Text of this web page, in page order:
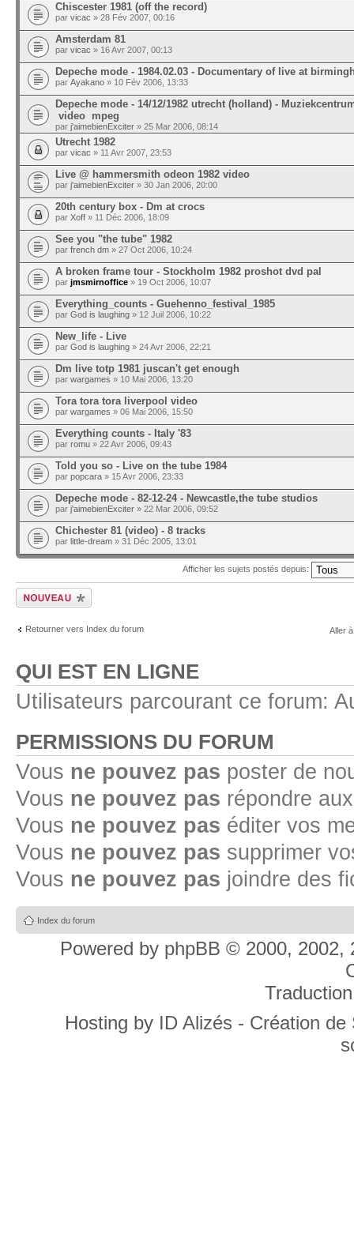
Chiscester 1981 (off the record)
par vicac » 28 Fév 2007, 00:16
Amsterdam 81
par vicac » 16 Avr 2007, 00:13
Depeche mode - 1984.02.03 - Documentary of live at
par Ayakano » 10 Fév 2006, 13:33
Depeche mode - 14/12/1982 utrecht (holland) -
video mpeg
par j'aimebienExciter » 25 Mar 2006, 08:14
Utrecht 1982
par vicac » 11 Avr 2007, 23:53
Live @ hammersmith odeon 1982 video
par j'aimebienExciter » 30 Jan 2006, 20:00
20th century box - Dm at crocs
par Xoff » 11 Déc 2006, 18:09
See you "the tube" 1982
par french dm » 27 Oct 2006, 10:24
A broken frame tour - Stockholm 1982 proshot dvd pal
par jmsmirnoffice » 19 Oct 2006, 10:07
Everything_counts - Guehenno_festival_1985
par God is laughing » 12 Juil 2006, 10:22
New_life - Live
par God is laughing » 24 Avr 2006, 22:21
Dm live totp 1981 juscan't get enough
par wargames » 10 Mai 2006, 13:20
Tora tora tora liverpool video
par wargames » 06 Mai 2006, 15:50
Everything counts - Italy '83
par romu » 22 Avr 2006, 09:43
Told you so - Live on the tube 1984
par popcara » 15 Avr 2006, 23:33
Depeche mode - 82-12-24 - Newcastle,the tube studios
par j'aimebienExciter » 22 Mar 2006, 09:52
Chichester 81 (video) - 8 tracks
par little-dream » 31 Déc 2005, 13:01
Afficher les sujets postés depuis:
Ecrire un nouveau
sujet
Retourner vers Index du forum Aller
QUI EST EN LIGNE
Utilisateurs parcourant ce forum:
PERMISSIONS DU FORUM
Vous ne pouvez pas poster de
Vous ne pouvez pas répondre
Vous ne pouvez pas éditer vos
Vous ne pouvez pas supprimer
Vous ne pouvez pas joindre des
Index du forum
Powered by phpBB © 2000, 2002,
Hosting by ID Alizés - Création